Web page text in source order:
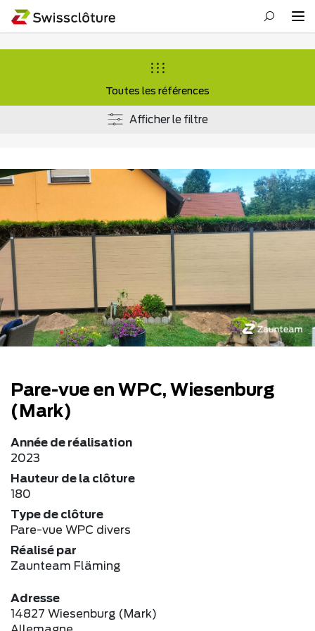
Toutes les références
Afficher le filtre
Pare-vue en WPC, Wiesenburg
(Mark)
Année de réalisation
2023
Hauteur de la clôture
180
Type de clôture
Pare-vue WPC divers
Réalisé par
Zaunteam Fläming
Adresse
14827 Wiesenburg (Mark)